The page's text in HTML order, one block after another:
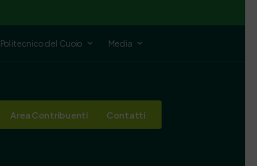
Politecnico del Cuoio Media
Area Contribuenti Contatti